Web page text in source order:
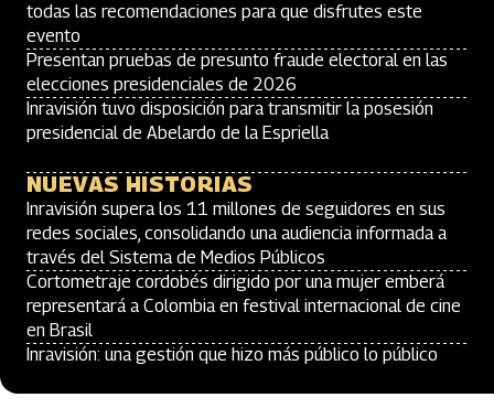
todas las recomendaciones para que disfrutes este
evento
Presentan pruebas de presunto fraude electoral en las
elecciones presidenciales de 2026
Inravisión tuvo disposición para transmitir la posesión
presidencial de Abelardo de la Espriella
NUEVAS HISTORIAS
Inravisión supera los 11 millones de seguidores en sus
redes sociales, consolidando una audiencia informada a
través del Sistema de Medios Públicos
Cortometraje cordobés dirigido por una mujer emberá
representará a Colombia en festival internacional de cine
en Brasil
Inravisión: una gestión que hizo más público lo público